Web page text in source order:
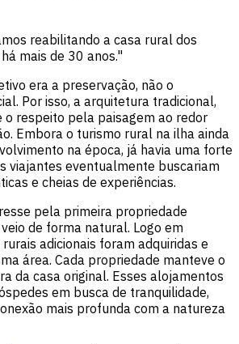
reabilitando a casa rural dos
mais de 30 anos."
era a preservação, não o
Por isso, a arquitetura tradicional,
o respeito pela paisagem ao redor
Embora o turismo rural na ilha ainda
na época, já havia uma forte
viajantes eventualmente buscariam
e cheias de experiências.
pela primeira propriedade
de forma natural. Logo em
adicionais foram adquiridas e
área. Cada propriedade manteve o
da casa original. Esses alojamentos
em busca de tranquilidade,
mais profunda com a natureza